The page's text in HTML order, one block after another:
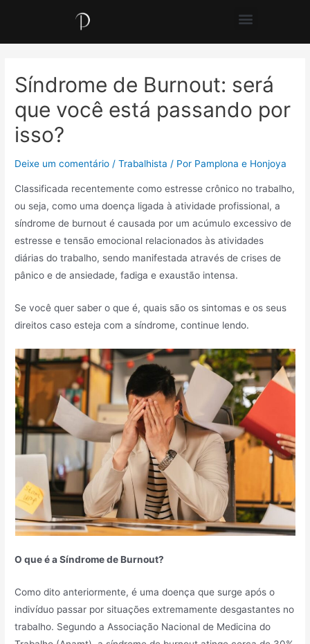
Síndrome de Burnout: será
que você está passando por
isso?
Deixe um comentário /Trabalhista / Por Pamplona e Honjoya
Classificada recentemente como estresse crônico no trabalho,
ou seja, como uma doença ligada à atividade profissional, a
síndrome de burnout é causada por um acúmulo excessivo de
estresse e tensão emocional relacionados às atividades
diárias do trabalho, sendo manifestada através de crises de
pânico e de ansiedade, fadiga e exaustão intensa.
Se você quer saber o que é, quais são os sintomas e os seus
direitos caso esteja com a síndrome, continue lendo.
O que é a Síndrome de Burnout?
Como dito anteriormente, é uma doença que surge após o
indivíduo passar por situações extremamente desgastantes no
trabalho. Segundo a Associação Nacional de Medicina do